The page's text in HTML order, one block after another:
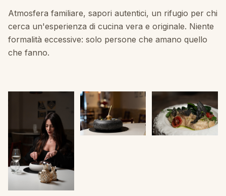
Atmosfera familiare, sapori autentici, un rifugio per chi
cerca un'esperienza di cucina vera e originale. Niente
formalità eccessive: solo persone che amano quello
che fanno.